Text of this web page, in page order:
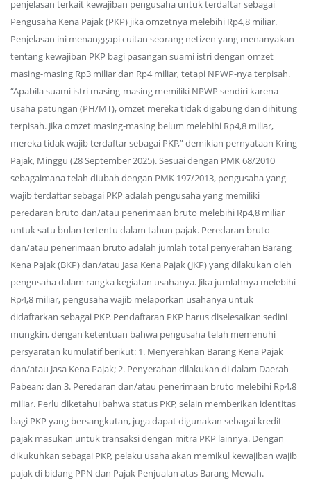
penjelasan terkait kewajiban pengusaha untuk terdaftar sebagai
Pengusaha Kena Pajak (PKP) jika omzetnya melebihi Rp4,8 miliar.
Penjelasan ini menanggapi cuitan seorang netizen yang menanyakan
tentang kewajiban PKP bagi pasangan suami istri dengan omzet
masing-masing Rp3 miliar dan Rp4 miliar, tetapi NPWP-nya terpisah.
“Apabila suami istri masing-masing memiliki NPWP sendiri karena
usaha patungan (PH/MT), omzet mereka tidak digabung dan dihitung
terpisah. Jika omzet masing-masing belum melebihi Rp4,8 miliar,
mereka tidak wajib terdaftar sebagai PKP,” demikian pernyataan Kring
Pajak, Minggu (28 September 2025). Sesuai dengan PMK 68/2010
sebagaimana telah diubah dengan PMK 197/2013, pengusaha yang
wajib terdaftar sebagai PKP adalah pengusaha yang memiliki
peredaran bruto dan/atau penerimaan bruto melebihi Rp4,8 miliar
untuk satu bulan tertentu dalam tahun pajak. Peredaran bruto
dan/atau penerimaan bruto adalah jumlah total penyerahan Barang
Kena Pajak (BKP) dan/atau Jasa Kena Pajak (JKP) yang dilakukan oleh
pengusaha dalam rangka kegiatan usahanya. Jika jumlahnya melebihi
Rp4,8 miliar, pengusaha wajib melaporkan usahanya untuk
didaftarkan sebagai PKP. Pendaftaran PKP harus diselesaikan sedini
mungkin, dengan ketentuan bahwa pengusaha telah memenuhi
persyaratan kumulatif berikut: 1. Menyerahkan Barang Kena Pajak
dan/atau Jasa Kena Pajak; 2. Penyerahan dilakukan di dalam Daerah
Pabean; dan 3. Peredaran dan/atau penerimaan bruto melebihi Rp4,8
miliar. Perlu diketahui bahwa status PKP, selain memberikan identitas
bagi PKP yang bersangkutan, juga dapat digunakan sebagai kredit
pajak masukan untuk transaksi dengan mitra PKP lainnya. Dengan
dikukuhkan sebagai PKP, pelaku usaha akan memikul kewajiban wajib
pajak di bidang PPN dan Pajak Penjualan atas Barang Mewah.